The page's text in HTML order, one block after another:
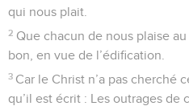
qui nous plait.
2 Que chacun de nous plaise
bon, en vue de l’édification.
3 Car le Christ n’a pas cherché
qu’il est écrit : Les outrages de